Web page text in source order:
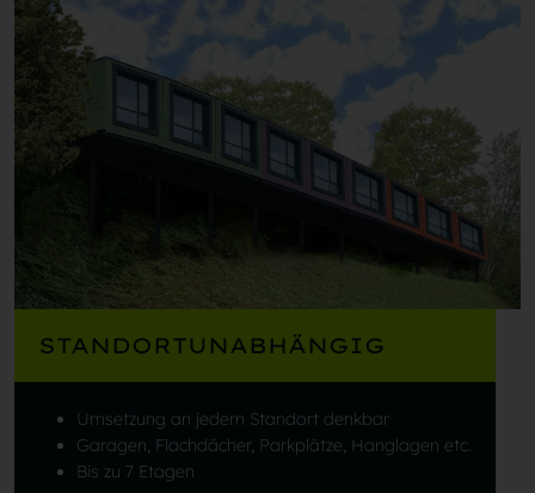
STANDORTUNABHÄNGIG
Umsetzung an jedem Standort denkbar
Garagen, Flachdächer, Parkplätze, Hanglagen etc.
Bis zu 7 Etagen